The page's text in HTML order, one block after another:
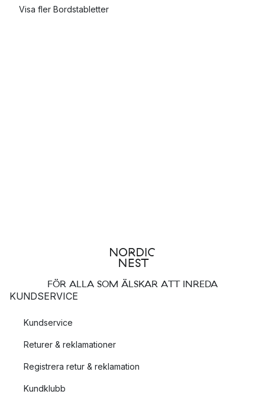
Visa fler Bordstabletter
FÖR ALLA SOM ÄLSKAR ATT INREDA
KUNDSERVICE
Kundservice
Returer & reklamationer
Registrera retur & reklamation
Kundklubb